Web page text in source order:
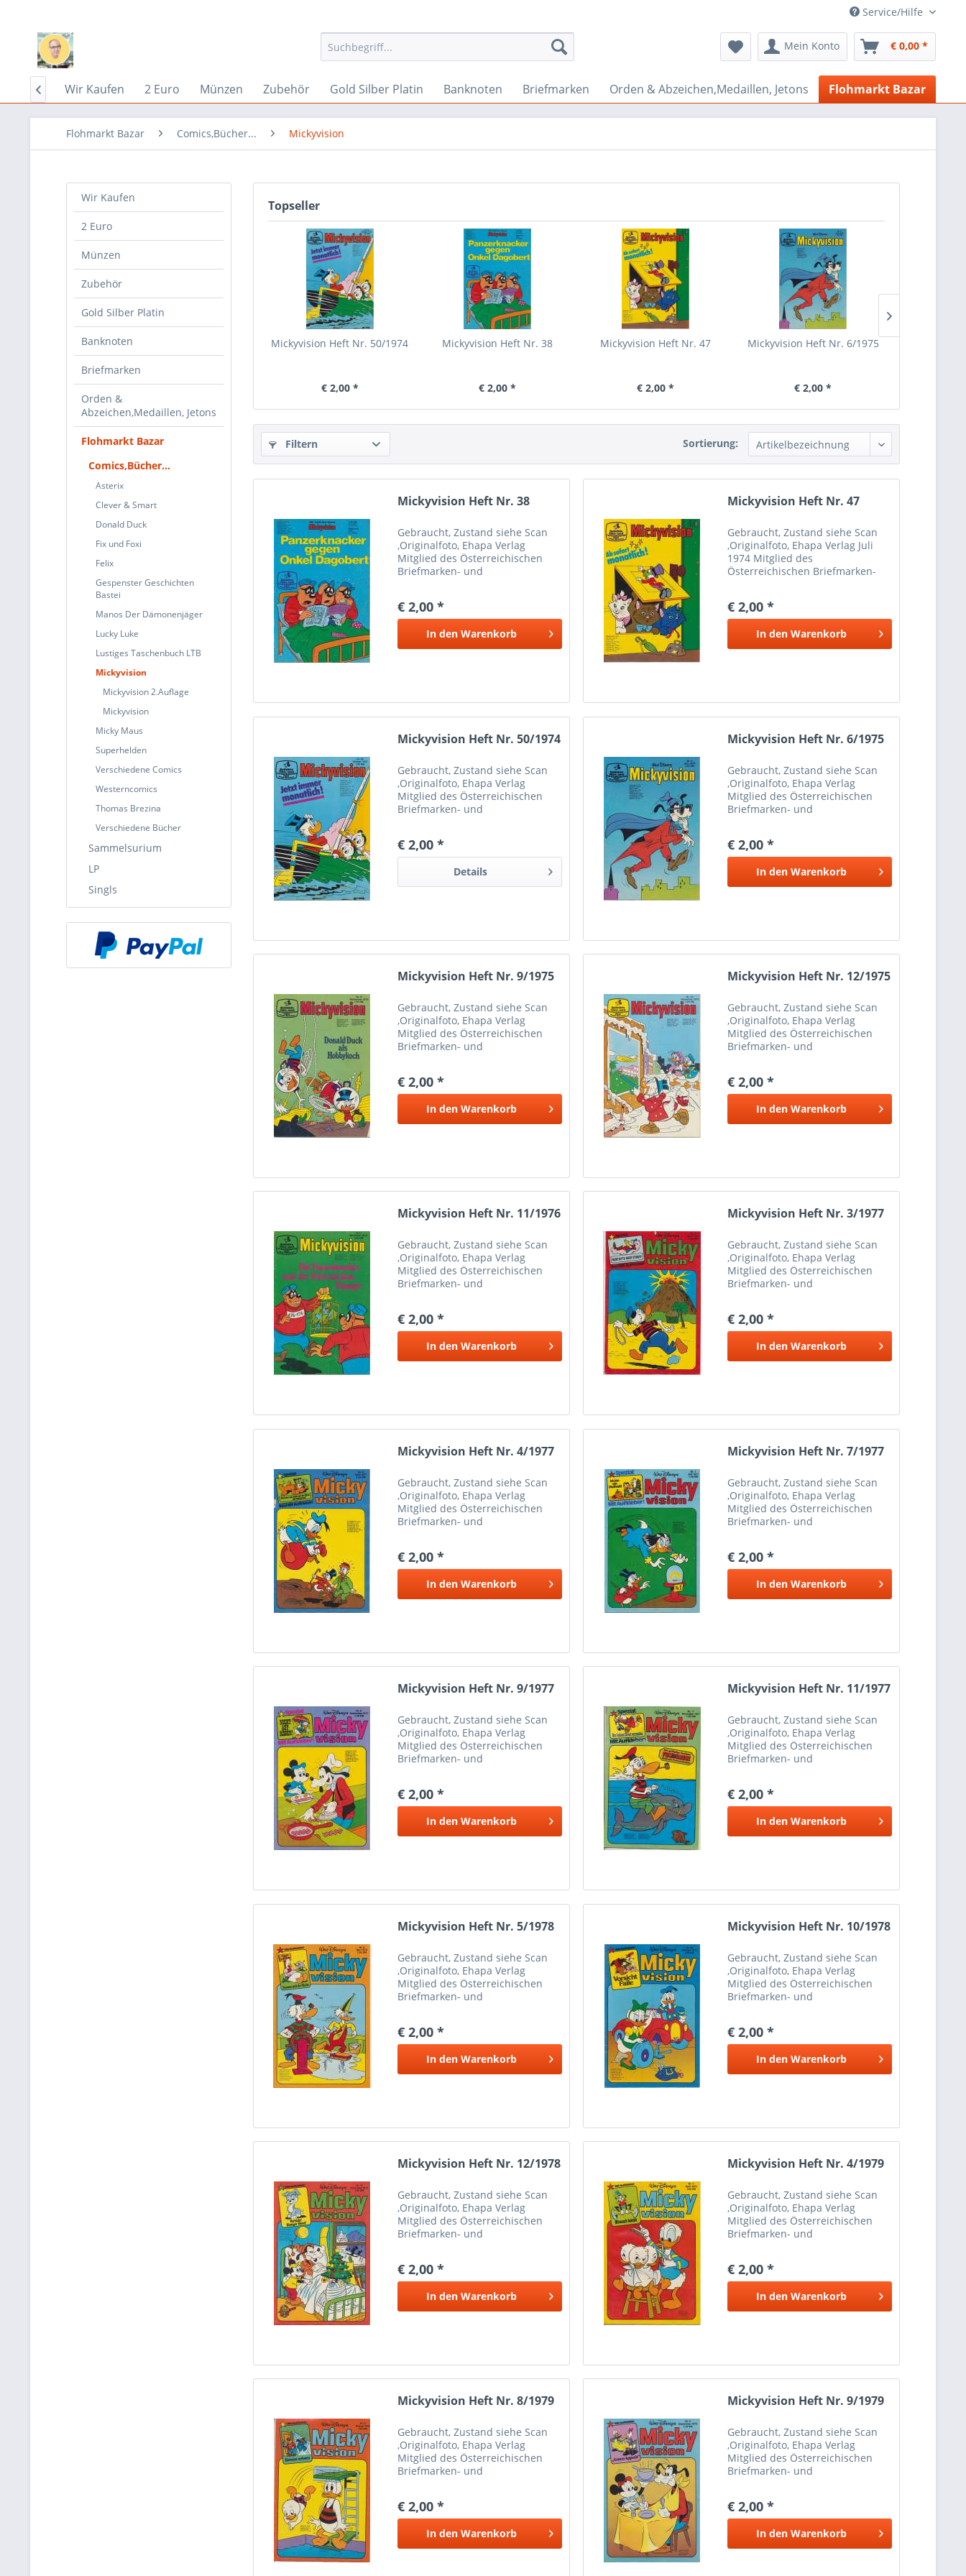
Service/Hilfe
Mein Konto € 0,00 *
Home Wir Kaufen 2 Euro Münzen Zubehör Gold Silber Platin Banknoten Briefmarken Orden & Abzeichen,Medaillen, Jetons Flohmarkt Bazar

Flohmarkt Bazar Comics,Bücher... Mickyvision
Wir Kaufen
2 Euro
Münzen
Zubehör
Gold Silber Platin
Banknoten
Briefmarken
Orden &
Abzeichen,Medaillen, Jetons
Flohmarkt Bazar
Comics,Bücher...
Asterix
Clever & Smart
Donald Duck
Fix und Foxi
Felix
Gespenster Geschichten
Bastei
Manos Der Dämonenjäger
Lucky Luke
Lustiges Taschenbuch LTB
Mickyvision
Mickyvision 2.Auflage
Mickyvision
Micky Maus
Superhelden
Verschiedene Comics
Westerncomics
Thomas Brezina
Verschiedene Bücher
Sammelsurium
LP
Singls
Topseller
Mickyvision Heft Nr. 50/1974
€ 2,00 *
Mickyvision Heft Nr. 38
€ 2,00 *
Mickyvision Heft Nr. 47
€ 2,00 *
Mickyvision Heft Nr. 6/1975
€ 2,00 *
Filtern Sortierung:
Mickyvision Heft Nr. 38
Gebraucht, Zustand siehe Scan
,Originalfoto, Ehapa Verlag
Mitglied des Österreichischen
Briefmarken- und
Bei Paypalzahlung nur
Eingeschriebener Versand
möglich wegen Haftung Versand
nur...
€ 2,00 *
In den Warenkorb
Mickyvision Heft Nr. 47
Gebraucht, Zustand siehe Scan
,Originalfoto, Ehapa Verlag Juli
1974 Mitglied des
Österreichischen Briefmarken-
Bei Paypalzahlung nur
Eingeschriebener Versand
möglich wegen Haftung...
€ 2,00 *
In den Warenkorb
Mickyvision Heft Nr. 50/1974
Gebraucht, Zustand siehe Scan
,Originalfoto, Ehapa Verlag
Mitglied des Österreichischen
Briefmarken- und
Bei Paypalzahlung nur
Eingeschriebener Versand
möglich wegen Haftung Versand
nur...
€ 2,00 *
Details
Mickyvision Heft Nr. 6/1975
Gebraucht, Zustand siehe Scan
,Originalfoto, Ehapa Verlag
Mitglied des Österreichischen
Briefmarken- und
Bei Paypalzahlung nur
Eingeschriebener Versand
möglich wegen Haftung Versand
nur...
€ 2,00 *
In den Warenkorb
Mickyvision Heft Nr. 9/1975
Gebraucht, Zustand siehe Scan
,Originalfoto, Ehapa Verlag
Mitglied des Österreichischen
Briefmarken- und
Bei Paypalzahlung nur
Eingeschriebener Versand
möglich wegen Haftung Versand
nur...
€ 2,00 *
In den Warenkorb
Mickyvision Heft Nr. 12/1975
Gebraucht, Zustand siehe Scan
,Originalfoto, Ehapa Verlag
Mitglied des Österreichischen
Briefmarken- und
Bei Paypalzahlung nur
Eingeschriebener Versand
möglich wegen Haftung Versand
nur...
€ 2,00 *
In den Warenkorb
Mickyvision Heft Nr. 11/1976
Gebraucht, Zustand siehe Scan
,Originalfoto, Ehapa Verlag
Mitglied des Österreichischen
Briefmarken- und
Bei Paypalzahlung nur
Eingeschriebener Versand
möglich wegen Haftung Versand
nur...
€ 2,00 *
In den Warenkorb
Mickyvision Heft Nr. 3/1977
Gebraucht, Zustand siehe Scan
,Originalfoto, Ehapa Verlag
Mitglied des Österreichischen
Briefmarken- und
Bei Paypalzahlung nur
Eingeschriebener Versand
möglich wegen Haftung Versand
nur...
€ 2,00 *
In den Warenkorb
Mickyvision Heft Nr. 4/1977
Gebraucht, Zustand siehe Scan
,Originalfoto, Ehapa Verlag
Mitglied des Österreichischen
Briefmarken- und
Bei Paypalzahlung nur
Eingeschriebener Versand
möglich wegen Haftung Versand
nur...
€ 2,00 *
In den Warenkorb
Mickyvision Heft Nr. 7/1977
Gebraucht, Zustand siehe Scan
,Originalfoto, Ehapa Verlag
Mitglied des Österreichischen
Briefmarken- und
Bei Paypalzahlung nur
Eingeschriebener Versand
möglich wegen Haftung Versand
nur...
€ 2,00 *
In den Warenkorb
Mickyvision Heft Nr. 9/1977
Gebraucht, Zustand siehe Scan
,Originalfoto, Ehapa Verlag
Mitglied des Österreichischen
Briefmarken- und
Bei Paypalzahlung nur
Eingeschriebener Versand
möglich wegen Haftung Versand
nur...
€ 2,00 *
In den Warenkorb
Mickyvision Heft Nr. 11/1977
Gebraucht, Zustand siehe Scan
,Originalfoto, Ehapa Verlag
Mitglied des Österreichischen
Briefmarken- und
Bei Paypalzahlung nur
Eingeschriebener Versand
möglich wegen Haftung Versand
nur...
€ 2,00 *
In den Warenkorb
Mickyvision Heft Nr. 5/1978
Gebraucht, Zustand siehe Scan
,Originalfoto, Ehapa Verlag
Mitglied des Österreichischen
Briefmarken- und
Bei Paypalzahlung nur
Eingeschriebener Versand
möglich wegen Haftung Versand
nur...
€ 2,00 *
In den Warenkorb
Mickyvision Heft Nr. 10/1978
Gebraucht, Zustand siehe Scan
,Originalfoto, Ehapa Verlag
Mitglied des Österreichischen
Briefmarken- und
Bei Paypalzahlung nur
Eingeschriebener Versand
möglich wegen Haftung Versand
nur...
€ 2,00 *
In den Warenkorb
Mickyvision Heft Nr. 12/1978
Gebraucht, Zustand siehe Scan
,Originalfoto, Ehapa Verlag
Mitglied des Österreichischen
Briefmarken- und
Bei Paypalzahlung nur
Eingeschriebener Versand
möglich wegen Haftung Versand
nur...
€ 2,00 *
In den Warenkorb
Mickyvision Heft Nr. 4/1979
Gebraucht, Zustand siehe Scan
,Originalfoto, Ehapa Verlag
Mitglied des Österreichischen
Briefmarken- und
Bei Paypalzahlung nur
Eingeschriebener Versand
möglich wegen Haftung Versand
nur...
€ 2,00 *
In den Warenkorb
Mickyvision Heft Nr. 8/1979
Gebraucht, Zustand siehe Scan
,Originalfoto, Ehapa Verlag
Mitglied des Österreichischen
Briefmarken- und
Bei Paypalzahlung nur
Eingeschriebener Versand
möglich wegen Haftung Versand
nur...
€ 2,00 *
In den Warenkorb
Mickyvision Heft Nr. 9/1979
Gebraucht, Zustand siehe Scan
,Originalfoto, Ehapa Verlag
Mitglied des Österreichischen
Briefmarken- und
Bei Paypalzahlung nur
Eingeschriebener Versand
möglich wegen Haftung Versand
nur...
€ 2,00 *
In den Warenkorb